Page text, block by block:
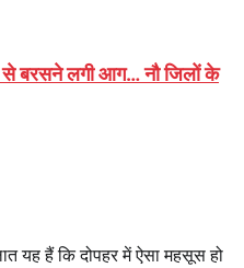
से बरसने लगी आग… नौ जिलों के
यह हैं कि दोपहर में ऐसा महसूस हो